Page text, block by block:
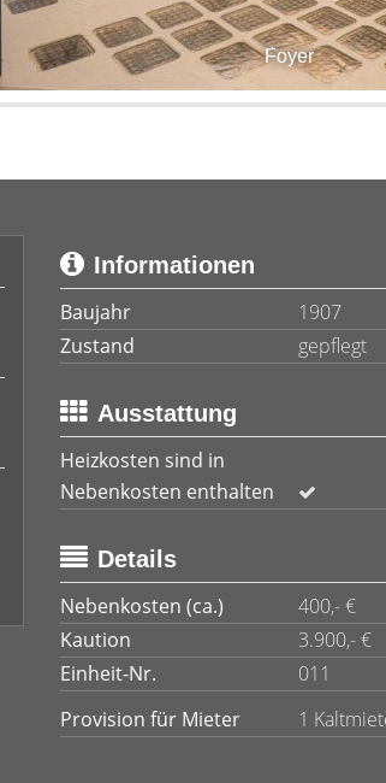
Foyer
Informationen
Baujahr
1907
Zustand
gepflegt
Ausstattung
Heizkosten sind in
Nebenkosten enthalten
Details
Nebenkosten (ca.)
400,- €
Kaution
3.900,- €
Einheit-Nr.
011
Provision für Mieter
1